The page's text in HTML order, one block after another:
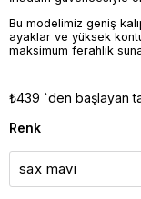
Bu modelimiz geniş
ayaklar ve yüksek
maksimum ferahlık
₺439 `den başlayan
Renk